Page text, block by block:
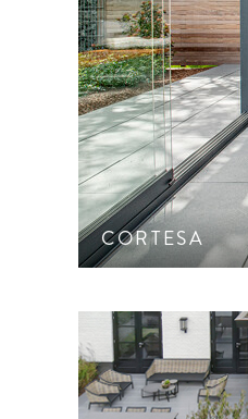
CORTESA
Großformatige